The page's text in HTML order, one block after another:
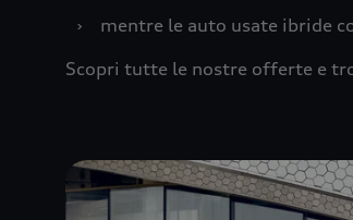
›
mentre le auto usate ibride
Scopri tutte le nostre offerte e